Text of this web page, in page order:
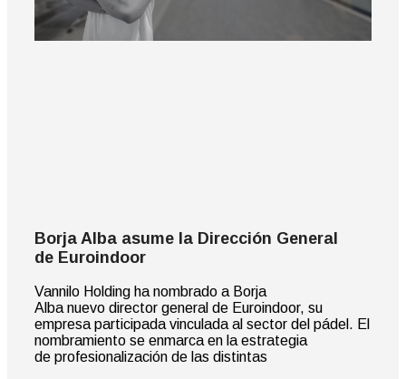
Borja Alba asume la Dirección General
de Euroindoor
Vannilo Holding ha nombrado a Borja
Alba nuevo director general de Euroindoor, su
empresa participada vinculada al sector del pádel. El
nombramiento se enmarca en la estrategia
de profesionalización de las distintas